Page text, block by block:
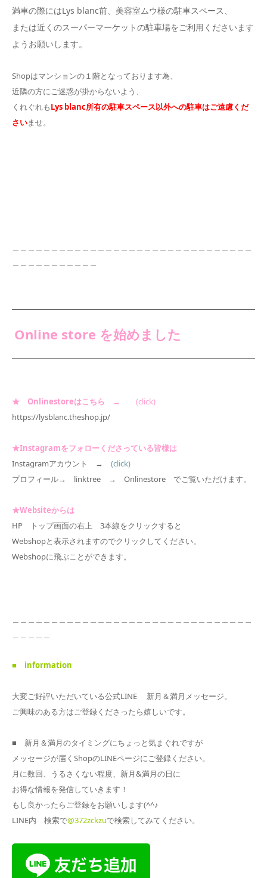
満車の際にはLys blanc前、美容室ムウ様の駐車スペース、
または近くのスーパーマーケットの駐車場をご利用くださいます
ようお願いします。
Shopはマンションの１階となっております為、
近隣の方にご迷惑が掛からないよう、
くれぐれもLys blanc所有の駐車スペース以外への駐車はご遠慮くだ
さいませ。
Online store を始めました
★ Onlinestoreはこちら → (click)
https://lysblanc.theshop.jp/
★Instagramをフォローくださっている皆様は
Instagramアカウント → (click)
プロフィール→ linktree → Onlinestore でご覧いただけます。
★Websiteからは
HP トップ画面の右上 3本線をクリックすると
Webshopと表示されますのでクリックしてください。
Webshopに飛ぶことができます。
■ information
大変ご好評いただいている公式LINE 新月＆満月メッセージ。
ご興味のある方はご登録くださったら嬉しいです。
■ 新月＆満月のタイミングにちょっと気まぐれですが
メッセージが届くShopのLINEページにご登録ください。
月に数回、うるさくない程度、新月&満月の日に
お得な情報を発信していきます！
もし良かったらご登録をお願いします(^^♪
LINE内 検索で@372zckzuで検索してみてください。